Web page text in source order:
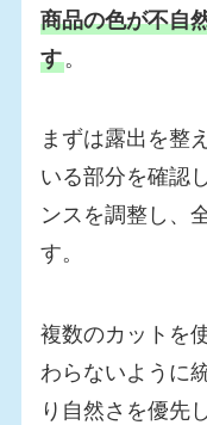
商品の色が不自
す。
まずは露出を整
いる部分を確認
ンスを調整し、
す。
複数のカットを
わらないように
り自然さを優先